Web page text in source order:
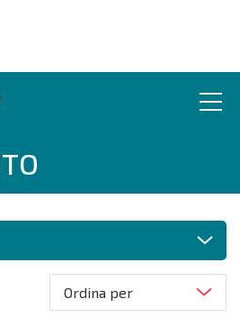
Ordina per